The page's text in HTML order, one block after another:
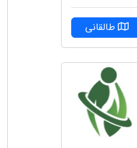
طالقانی